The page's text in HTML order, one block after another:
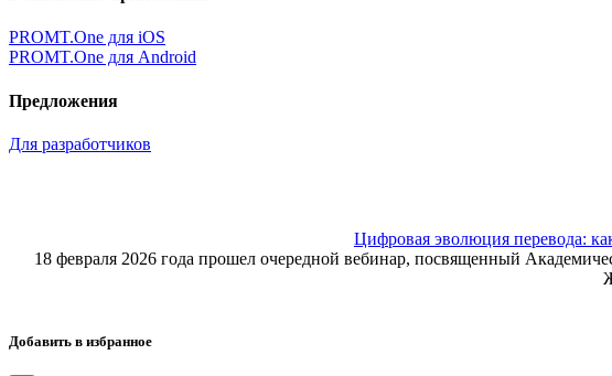
PROMT.One для iOS
PROMT.One для Android
Предложения
Для разработчиков
Цифровая эволюция перевода:
18 февраля 2026 года прошел очередной вебинар, посвященный
Добавить в избранное